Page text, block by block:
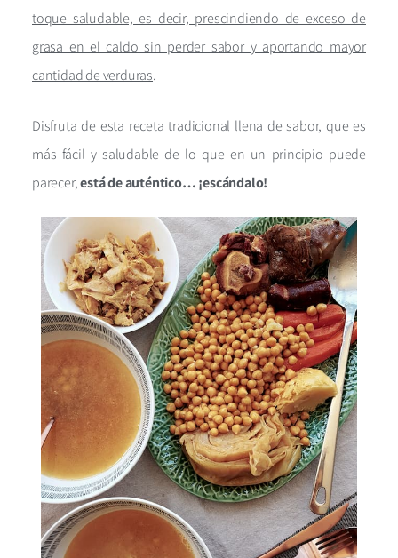
toque saludable, es decir, prescindiendo de exceso de
grasa en el caldo sin perder sabor y aportando mayor
cantidad de verduras.
Disfruta de esta receta tradicional llena de sabor, que es
más fácil y saludable de lo que en un principio puede
parecer,está de auténtico… ¡escándalo!